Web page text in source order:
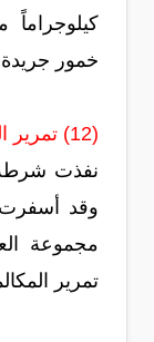
خمور جريدة
(12) تمرير المكالمات الدولية:
نفذت
وقد
مجموعة
تمرير المكالمات